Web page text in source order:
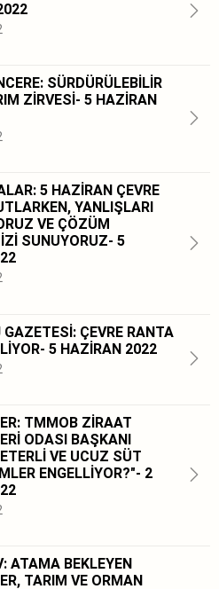
SÜRDÜRÜLEBİLİR
ZİRVESİ- 5 HAZİRAN
5 HAZİRAN ÇEVRE
YANLIŞLARI
VE ÇÖZÜM
SUNUYORUZ- 5
ÇEVRE RANTA
5 HAZİRAN 2022
TMMOB ZİRAAT
ODASI BAŞKANI
VE UCUZ SÜT
ENGELLİYOR?"- 2
ATAMA BEKLEYEN
TARIM VE ORMAN